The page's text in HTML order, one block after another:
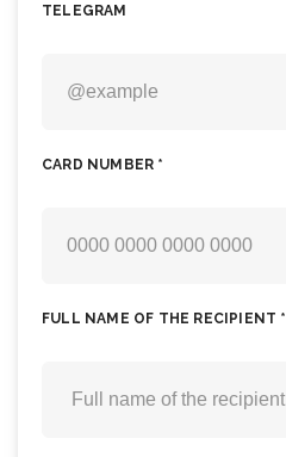
TELEGRAM
CARD NUMBER *
FULL NAME OF THE RECIPIENT *